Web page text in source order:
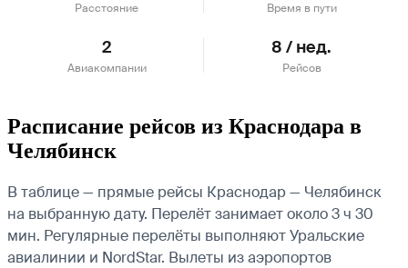
Расстояние Время в пути
2
Авиакомпании
8 / нед.
Рейсов
Расписание рейсов из Краснодара в
Челябинск
В таблице — прямые рейсы Краснодар — Челябинск
на выбранную дату. Перелёт занимает около 3 ч 30
мин. Регулярные перелёты выполняют Уральские
авиалинии и NordStar. Вылеты из аэропортов